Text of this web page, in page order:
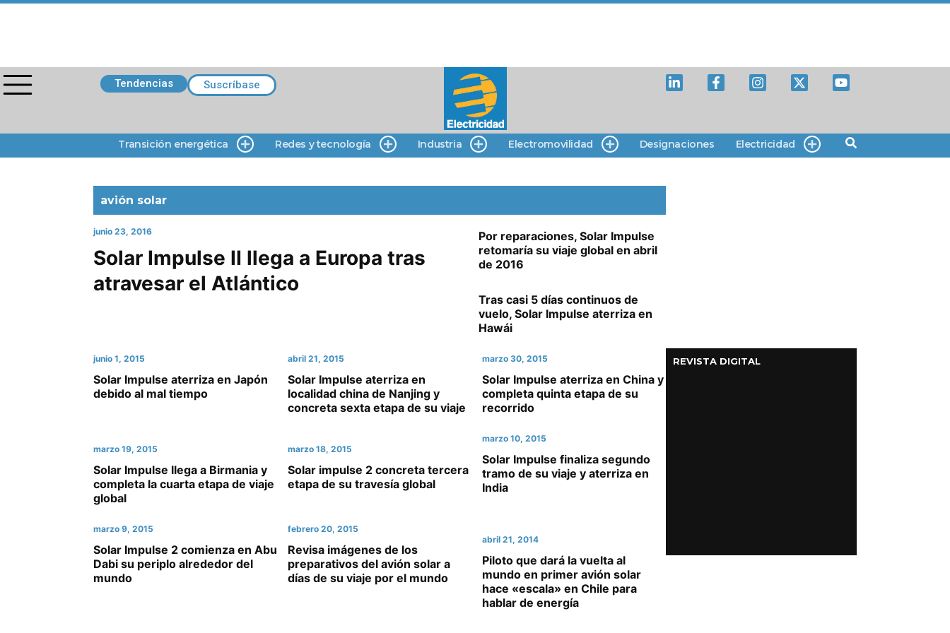
Tendencias Suscríbase
Transición energética Redes y tecnología Industria Electromovilidad Designaciones Electricidad
avión solar
junio 23, 2016
Solar Impulse II llega a Europa tras
atravesar el Atlántico
Por reparaciones, Solar Impulse
retomaría su viaje global en abril
de 2016
Tras casi 5 días continuos de
vuelo, Solar Impulse aterriza en
Hawái
junio 1, 2015
Solar Impulse aterriza en Japón
debido al mal tiempo
abril 21, 2015
Solar Impulse aterriza en
localidad china de Nanjing y
concreta sexta etapa de su viaje
marzo 30, 2015
Solar Impulse aterriza en China y
completa quinta etapa de su
recorrido
marzo 19, 2015
Solar Impulse llega a Birmania y
completa la cuarta etapa de viaje
global
marzo 18, 2015
Solar impulse 2 concreta tercera
etapa de su travesía global
marzo 10, 2015
Solar Impulse finaliza segundo
tramo de su viaje y aterriza en
India
marzo 9, 2015
Solar Impulse 2 comienza en Abu
Dabi su periplo alrededor del
mundo
febrero 20, 2015
Revisa imágenes de los
preparativos del avión solar a
días de su viaje por el mundo
abril 21, 2014
Piloto que dará la vuelta al
mundo en primer avión solar
hace «escala» en Chile para
hablar de energía
REVISTA DIGITAL